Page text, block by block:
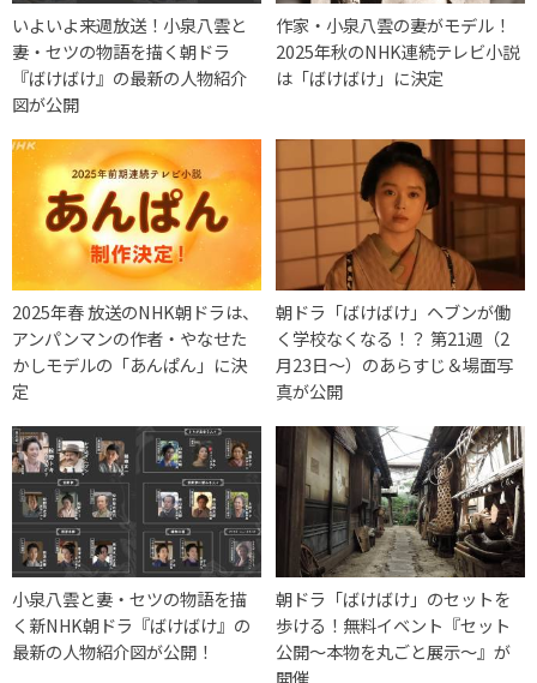
いよいよ来週放送！小泉八雲と
妻・セツの物語を描く朝ドラ
『ばけばけ』の最新の人物紹介
図が公開
作家・小泉八雲の妻がモデル！
2025年秋のNHK連続テレビ小説
は「ばけばけ」に決定
2025年春 放送のNHK朝ドラは、
アンパンマンの作者・やなせた
かしモデルの「あんぱん」に決
定
朝ドラ「ばけばけ」ヘブンが働
く学校なくなる！？ 第21週（2
月23日〜）のあらすじ＆場面写
真が公開
小泉八雲と妻・セツの物語を描
く新NHK朝ドラ『ばけばけ』の
最新の人物紹介図が公開！
朝ドラ「ばけばけ」のセットを
歩ける！無料イベント『セット
公開～本物を丸ごと展示～』が
開催